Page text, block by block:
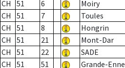
CH
51 6 Moiry
CH
51 7 Toules
CH
51 8 Hongrin
CH
51 21 Mont-Dar
CH
51 22 SADE
CH
51 51 Grande-Enne